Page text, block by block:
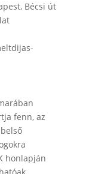
Bécsi út
fenn, az
honlapján